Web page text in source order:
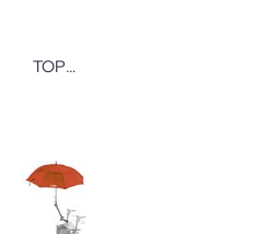
TOPRO Rollator TOPRO Pegasus M